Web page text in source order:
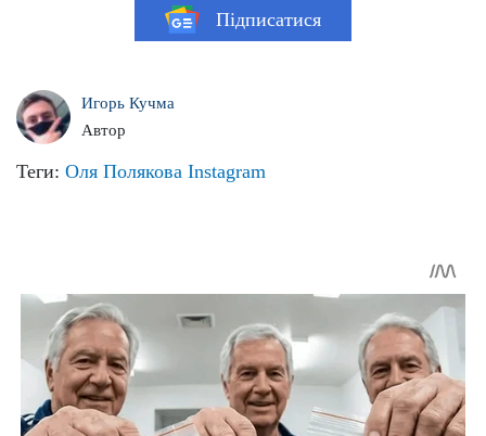
Підписатися
Игорь Кучма
Автор
Теги: Оля Полякова Instagram